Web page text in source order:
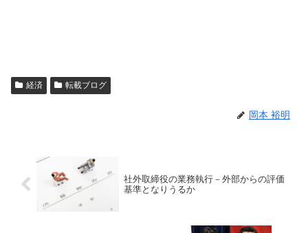
経済 転載ブログ
岡本 裕明
社外取締役の業務執行－外部からの評価
基準となりうるか